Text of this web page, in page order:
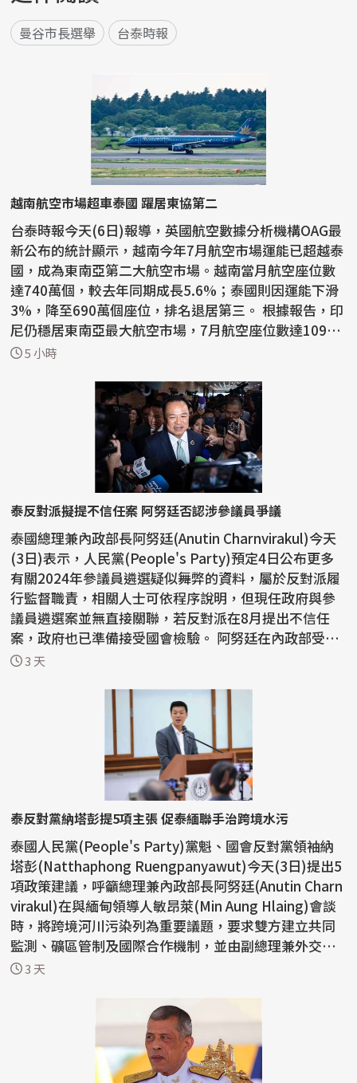
曼谷市長選舉 台泰時報
越南航空市場超車泰國 躍居東協第二
台泰時報今天(6日)報導，英國航空數據分析機構OAG最
新公布的統計顯示，越南今年7月航空市場運能已超越泰
國，成為東南亞第二大航空市場。越南當月航空座位數
達740萬個，較去年同期成長5.6%；泰國則因運能下滑
3%，降至690萬個座位，排名退居第三。 根據報告，印
尼仍穩居東南亞最大航空市場，7月航空座位數達1090
萬個...
5 小時
泰反對派擬提不信任案 阿努廷否認涉參議員爭議
泰國總理兼內政部長阿努廷(Anutin Charnvirakul)今天
(3日)表示，人民黨(People's Party)預定4日公布更多
有關2024年參議員遴選疑似舞弊的資料，屬於反對派履
行監督職責，相關人士可依程序說明，但現任政府與參
議員遴選案並無直接關聯，若反對派在8月提出不信任
案，政府也已準備接受國會檢驗。 阿努廷在內政部受訪
時指...
3 天
泰反對黨納塔彭提5項主張 促泰緬聯手治跨境水污
泰國人民黨(People's Party)黨魁、國會反對黨領袖納
塔彭(Natthaphong Ruengpanyawut)今天(3日)提出5
項政策建議，呼籲總理兼內政部長阿努廷(Anutin Charn
virakul)在與緬甸領導人敏昂萊(Min Aung Hlaing)會談
時，將跨境河川污染列為重要議題，要求雙方建立共同
監測、礦區管制及國際合作機制，並由副總理兼外交部
長希哈...
3 天